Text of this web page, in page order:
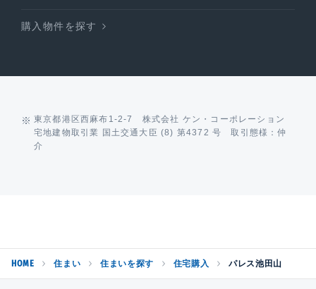
購入物件を探す
東京都港区西麻布1-2-7 株式会社 ケン・コーポレーション
宅地建物取引業 国土交通大臣 (8) 第4372 号 取引態様：仲
介
HOME 住まい 住まいを探す 住宅購入 パレス池田山